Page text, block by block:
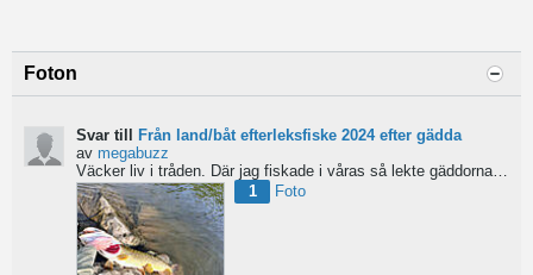
Foton
Svar till
Från land/båt efterleksfiske 2024 efter gädda
av megabuzz
Väcker liv i tråden. Där jag fiskade i våras så lekte gäddorna från början av mars hela vägen in i juni...
1
Foto